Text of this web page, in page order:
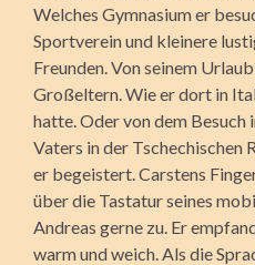
Welches Gymnasium er
Sportverein und kleinere
Freunden. Von seinem
Großeltern. Wie er dort in
hatte. Oder von dem Besuch
Vaters in der Tschechischen
er begeistert. Carstens
über die Tastatur seines
Andreas gerne zu. Er
warm und weich. Als die